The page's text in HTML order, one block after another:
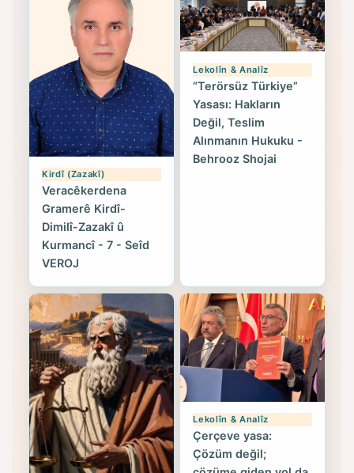
Kirdî (Zazakî)
Veracêkerdena
Gramerê Kirdî-
Dimilî-Zazakî û
Kurmancî - 7 - Seîd
VEROJ
Lekolîn & Analîz
“Terörsüz Türkiye”
Yasası: Hakların
Değil, Teslim
Alınmanın Hukuku -
Behrooz Shojai
Lekolîn & Analîz
Çerçeve yasa:
Çözüm değil;